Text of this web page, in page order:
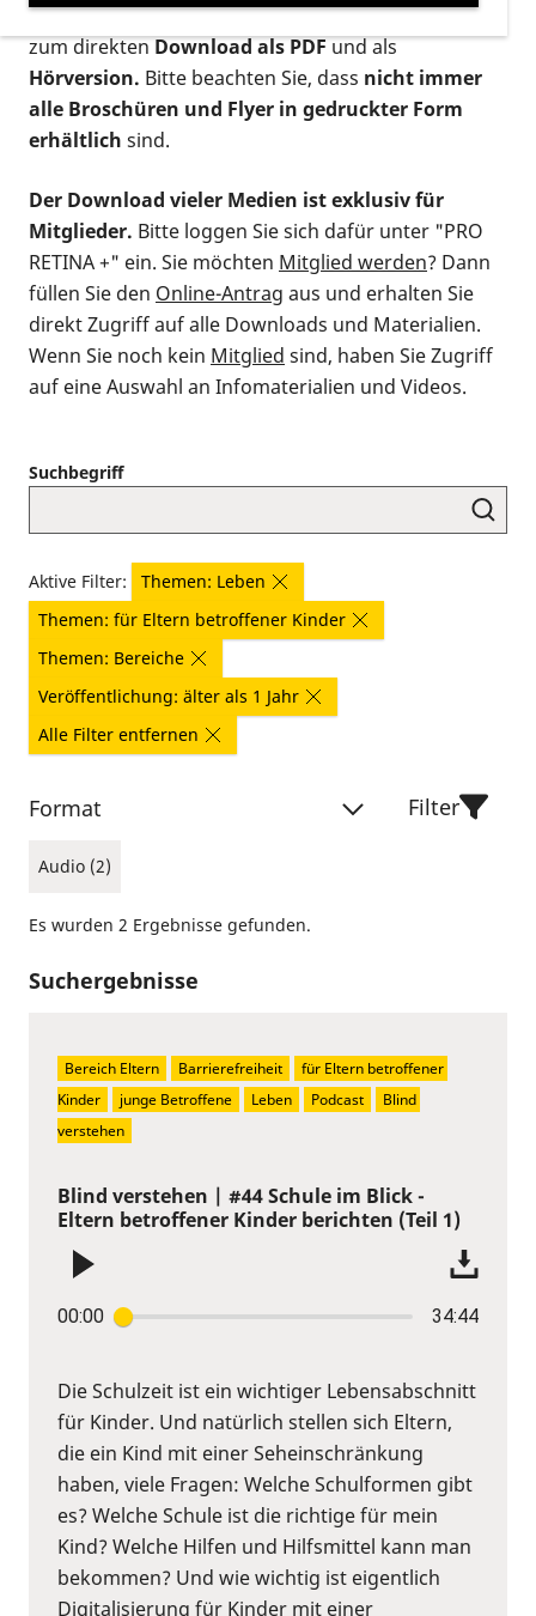
postalischen Bestellung als gedruckte Variante
zum direktenDownload als PDFund als
Hörversion. Bitte beachten Sie, dass nicht immer
alle Broschüren und Flyer in gedruckter Form
erhältlich sind.
Der Download vieler Medien ist exklusiv für
Mitglieder. Bitte loggen Sie sich dafür unter "PRO
RETINA +" ein. Sie möchten Mitglied werden? Dann
füllen Sie den Online-Antrag aus und erhalten Sie
direkt Zugriff auf alle Downloads und Materialien.
Wenn Sie noch kein Mitglied sind, haben Sie Zugriff
auf eine Auswahl an Infomaterialien und Videos.
Suchbegriff
Aktive Filter:
Themen: Leben
Themen: für Eltern betroffener Kinder
Themen: Bereiche
Veröffentlichung: älter als 1 Jahr
Alle Filter entfernen
Format
Audio (2)
Filter
Es wurden 2 Ergebnisse gefunden.
Suchergebnisse
Blind verstehen | #44 Schule im Blick -
Eltern betroffener Kinder berichten (Teil 1)
00:00 34:44
Die Schulzeit ist ein wichtiger Lebensabschnitt
für Kinder. Und natürlich stellen sich Eltern,
die ein Kind mit einer Seheinschränkung
haben, viele Fragen: Welche Schulformen gibt
es? Welche Schule ist die richtige für mein
Kind? Welche Hilfen und Hilfsmittel kann man
bekommen? Und wie wichtig ist eigentlich
Digitalisierung für Kinder mit einer
Bereich Eltern Barrierefreiheit
für Eltern betroffener
Kinder
junge Betroffene Leben Podcast
Blind
verstehen